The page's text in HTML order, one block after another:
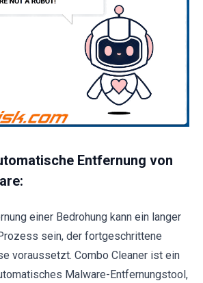
Entfernung von
einer Bedrohung kann ein langer
sein, der fortgeschrittene
voraussetzt. Combo Cleaner ist ein
Malware-Entfernungstool,